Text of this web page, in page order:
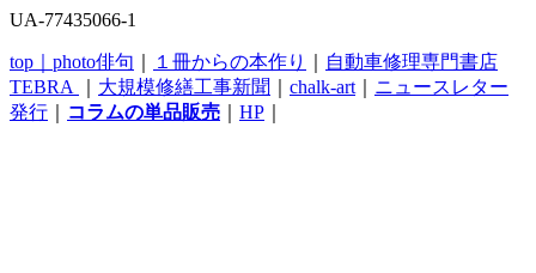
UA-77435066-1
top｜ photo俳句 １冊からの本作り
自動車修理専門書店
TEBRA
大規模修繕工事新聞 chalk-art
ニュースレター
発行
コラムの単品販売 HP